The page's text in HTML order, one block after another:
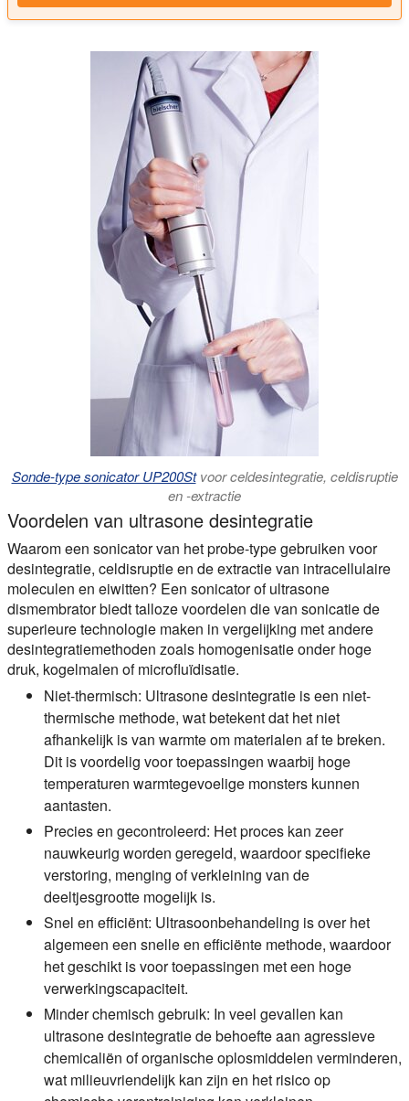
Sonde-type sonicator UP200Stvoor celdesintegratie, celdisruptie
en -extractie
Voordelen van ultrasone desintegratie
Waarom een sonicator van het probe-type gebruiken voor
desintegratie, celdisruptie en de extractie van intracellulaire
moleculen en eiwitten? Een sonicator of ultrasone
dismembrator biedt talloze voordelen die van sonicatie de
superieure technologie maken in vergelijking met andere
desintegratiemethoden zoals homogenisatie onder hoge
druk, kogelmalen of microfluïdisatie.
Niet-thermisch: Ultrasone desintegratie is een niet-
thermische methode, wat betekent dat het niet
afhankelijk is van warmte om materialen af te breken.
Dit is voordelig voor toepassingen waarbij hoge
temperaturen warmtegevoelige monsters kunnen
aantasten.
Precies en gecontroleerd: Het proces kan zeer
nauwkeurig worden geregeld, waardoor specifieke
verstoring, menging of verkleining van de
deeltjesgrootte mogelijk is.
Snel en efficiënt: Ultrasoonbehandeling is over het
algemeen een snelle en efficiënte methode, waardoor
het geschikt is voor toepassingen met een hoge
verwerkingscapaciteit.
Minder chemisch gebruik: In veel gevallen kan
ultrasone desintegratie de behoefte aan agressieve
chemicaliën of organische oplosmiddelen verminderen,
wat milieuvriendelijk kan zijn en het risico op